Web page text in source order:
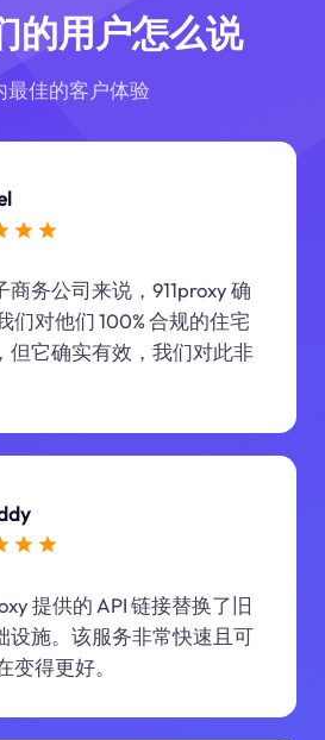
的用户怎么说
最佳的客户体验
务公司来说，911proxy 确
们对他们 100% 合规的住宅
但它确实有效，我们对此非
提供的 API 链接替换了旧
设施。该服务非常快速且可
变得更好。